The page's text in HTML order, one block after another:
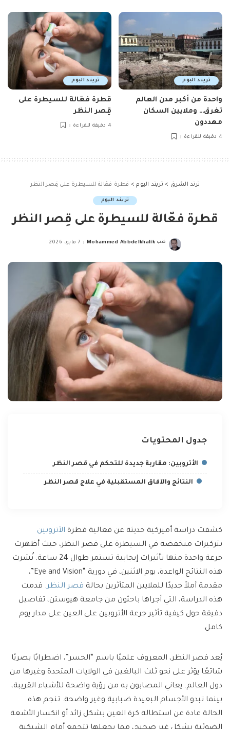
تريند اليوم
واحدة من أكبر مدن العالم
تغرق… وملايين السكان
مهددون
4 دقيقة للقراءة
تريند اليوم
قطرة فعّالة للسيطرة على
قِصر النظر
4 دقيقة للقراءة
ترند الشرق > تريند اليوم> قطرة فعّالة للسيطرة على قِصر النظر
تريند اليوم
قطرة فعّالة للسيطرة على قِصر النظر
Posted
كتب Mohammed Abbdelkhalik 7 مايو، 2026
جدول المحتويات
الأتروبين: مقاربة جديدة للتحكم في قصر النظر
النتائج والآفاق المستقبلية في علاج قصر النظر
كشفت دراسة أميركية حديثة عن فعالية قطرة الأتروبين
بتركيزات منخفضة في السيطرة على قصر النظر، حيث أظهرت
جرعة واحدة منها تأثيرات إيجابية تستمر طوال 24 ساعة. نُشرت
هذه النتائج الواعدة، يوم الاثنين، في دورية “Eye and Vision”،
مقدمة أملاً جديدًا للملايين المتأثرين بحالة قصر النظر. قدمت
هذه الدراسة، التي أجراها باحثون من جامعة هيوستن، تفاصيل
دقيقة حول كيفية تأثير جرعة الأتروبين على العين على مدار يوم
كامل.
يُعد قصر النظر، المعروف علميًا باسم “الحسر”، اضطرابًا بصريًا
شائعًا يؤثر على نحو ثلث البالغين في الولايات المتحدة وغيرها من
دول العالم. يعاني المصابون به من رؤية واضحة للأشياء القريبة،
بينما تبدو الأجسام البعيدة ضبابية وغير واضحة. تنجم هذه
الحالة عادة عن استطالة كرة العين بشكل زائد أو انكسار الأشعة